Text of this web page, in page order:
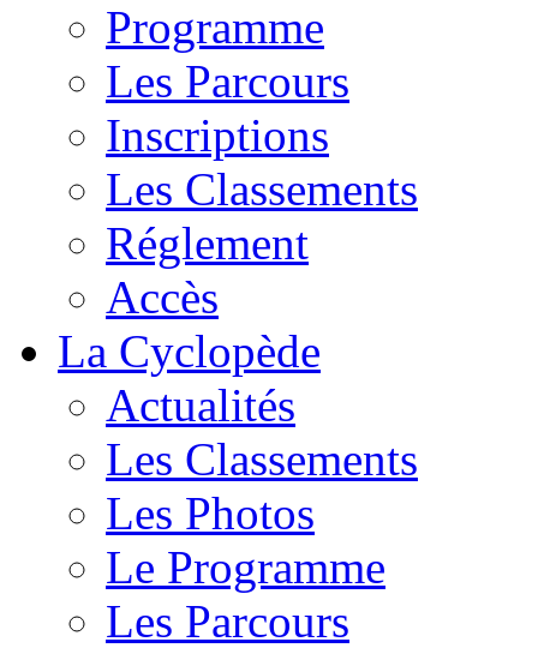
Programme
Les Parcours
Inscriptions
Les Classements
Réglement
Accès
La Cyclopède
Actualités
Les Classements
Les Photos
Le Programme
Les Parcours